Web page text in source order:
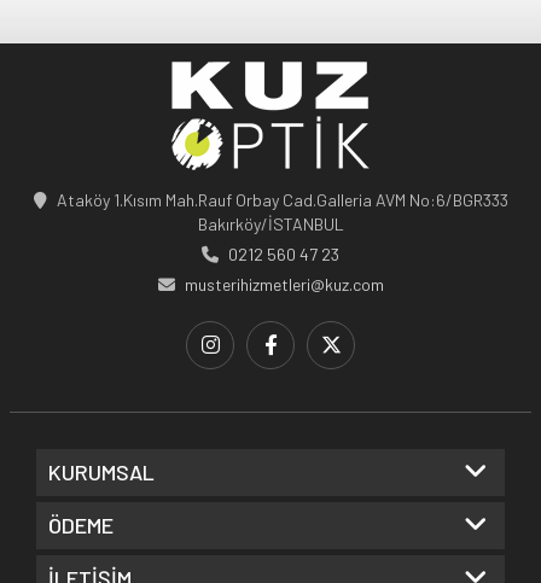
Ataköy 1.Kısım Mah.Rauf Orbay Cad.Galleria AVM No:6/BGR333
Bakırköy/İSTANBUL
0212 560 47 23
musterihizmetleri@kuz.com
KURUMSAL
ÖDEME